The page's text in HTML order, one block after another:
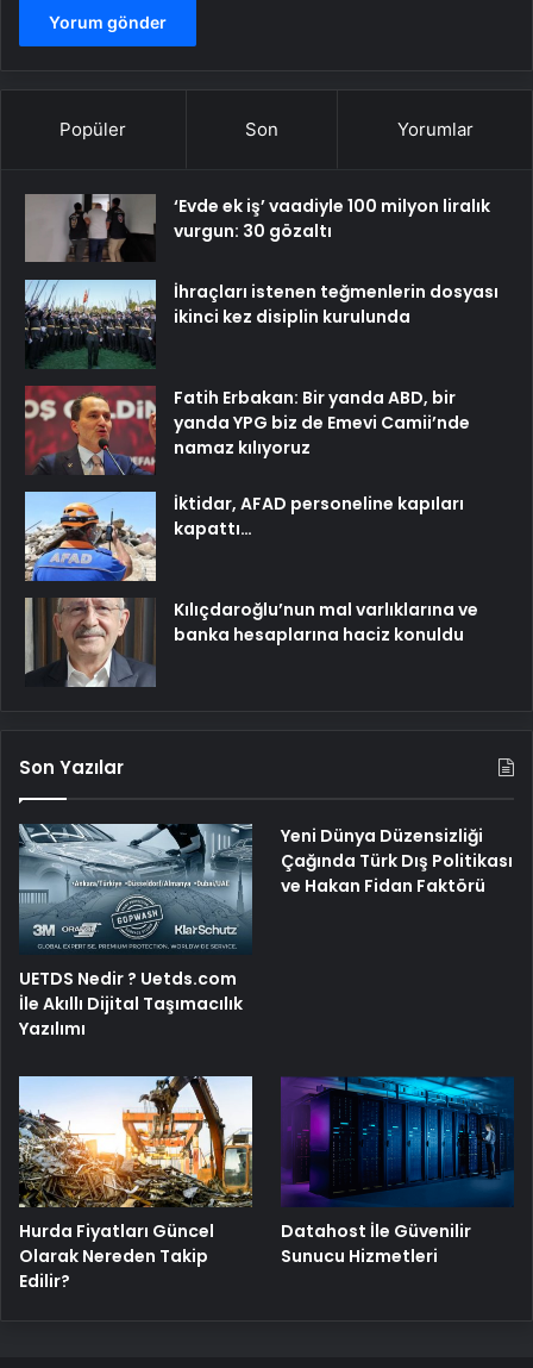
Popüler Son Yorumlar
‘Evde ek iş’ vaadiyle 100 milyon liralık
vurgun: 30 gözaltı
İhraçları istenen teğmenlerin dosyası
ikinci kez disiplin kurulunda
Fatih Erbakan: Bir yanda ABD, bir
yanda YPG biz de Emevi Camii’nde
namaz kılıyoruz
İktidar, AFAD personeline kapıları
kapattı…
Kılıçdaroğlu’nun mal varlıklarına ve
banka hesaplarına haciz konuldu
Son Yazılar
UETDS Nedir ? Uetds.com
İle Akıllı Dijital Taşımacılık
Yazılımı
Yeni Dünya Düzensizliği
Çağında Türk Dış Politikası
ve Hakan Fidan Faktörü
Hurda Fiyatları Güncel
Olarak Nereden Takip
Edilir?
Datahost İle Güvenilir
Sunucu Hizmetleri